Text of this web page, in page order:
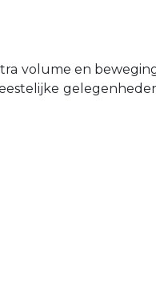
volume en